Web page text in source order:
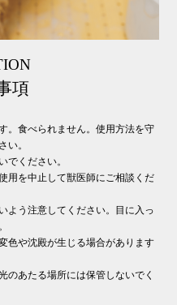
項
。食べられません。使用方法を守
い。
でください。
用を中止して獣医師にご相談くだ
よう注意してください。目に入っ
色や沈殿が生じる場合があります
のあたる場所には保管しないでく